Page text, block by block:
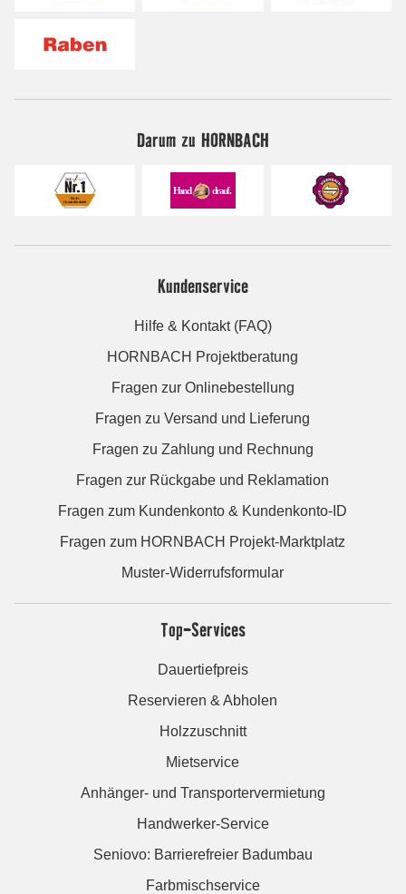
Darum zu HORNBACH
Kundenservice
Hilfe & Kontakt (FAQ)
HORNBACH Projektberatung
Fragen zur Onlinebestellung
Fragen zu Versand und Lieferung
Fragen zu Zahlung und Rechnung
Fragen zur Rückgabe und Reklamation
Fragen zum Kundenkonto & Kundenkonto-ID
Fragen zum HORNBACH Projekt-Marktplatz
Muster-Widerrufsformular
Top-Services
Dauertiefpreis
Reservieren & Abholen
Holzzuschnitt
Mietservice
Anhänger- und Transportervermietung
Handwerker-Service
Seniovo: Barrierefreier Badumbau
Farbmischservice